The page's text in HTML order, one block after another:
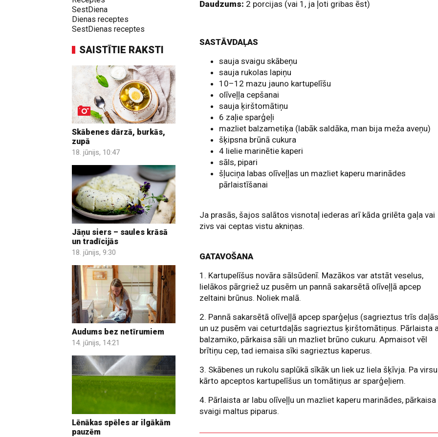
SestDiena
Dienas receptes
SestDienas receptes
SAISTĪTIE RAKSTI
Skābenes dārzā, burkās,
zupā
18. jūnijs, 10:47
Jāņu siers – saules krāsā
un tradīcijās
18. jūnijs, 9:30
Audums bez netīrumiem
14. jūnijs, 14:21
Lēnākas spēles ar ilgākām
pauzēm
Daudzums: 2 porcijas (vai 1, ja ļoti gribas ēst)
SASTĀVDAĻAS
sauja svaigu skābeņu
sauja rukolas lapiņu
10–12 mazu jauno kartupelīšu
olīveļļa cepšanai
sauja ķirštomātiņu
6 zaļie sparģeļi
mazliet balzametiķa (labāk saldāka, man bija meža aveņu)
šķipsna brūnā cukura
4 lielie marinētie kaperi
sāls, pipari
šļuciņa labas olīveļļas un mazliet kaperu marinādes
pārlaistīšanai
Ja prasās, šajos salātos visnotaļ iederas arī kāda grilēta gaļa vai
zivs vai ceptas vistu akniņas.
GATAVOŠANA
1. Kartupelīšus novāra sālsūdenī. Mazākos var atstāt veselus,
lielākos pārgriež uz pusēm un pannā sakarsētā olīveļļā apcep
zeltaini brūnus. Noliek malā.
2. Pannā sakarsētā olīveļļā apcep sparģeļus (sagrieztus trīs
un uz pusēm vai ceturtdaļās sagrieztus ķirštomātiņus. Pārlaista
balzamiko, pārkaisa sāli un mazliet brūno cukuru. Apmaisot vēl
brītiņu cep, tad iemaisa sīki sagrieztus kaperus.
3. Skābenes un rukolu saplūkā sīkāk un liek uz liela šķīvja. Pa virsu
kārto apceptos kartupelīšus un tomātiņus ar sparģeļiem.
4. Pārlaista ar labu olīveļļu un mazliet kaperu marinādes, pārkaisa
svaigi maltus piparus.